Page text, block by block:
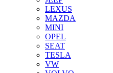
LEXUS
MAZDA
MINI
OPEL
SEAT
TESLA
VW